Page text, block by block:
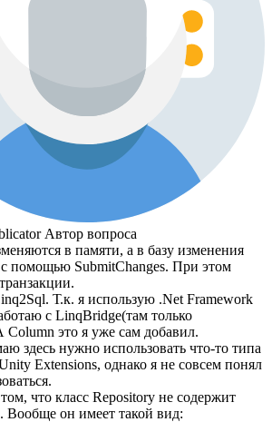
Автор вопроса
в памяти, а в базу изменения
помощью SubmitChanges. При этом
Т.к. я использую .Net Framework
с LinqBridge(там только
это я уже сам добавил.
здесь нужно использовать что-то типа
Extensions, однако я не совсем понял
что класс Repository не содержит
Вообще он имеет такой вид: